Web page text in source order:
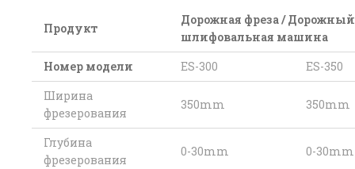
Продукт
Дорожная фреза /
шлифовальная машина
Номер модели
ES-300
ES-350
Ширина
фрезерования
350mm 350mm
Глубина
фрезерования
0-30mm 0-30mm